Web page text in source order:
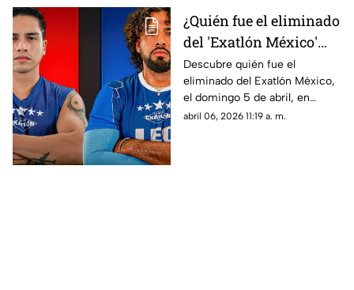
¿Quién fue el eliminado
del 'Exatlón México'
2026? Así fue el
enfrentamiento entre
Adrián y Koke
Descubre quién fue el
eliminado del Exatlón México,
el domingo 5 de abril, en
donde el enfrentamiento final
abril 06, 2026 11:19 a. m.